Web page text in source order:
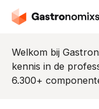
Welkom bij
kennis in de
6.300+